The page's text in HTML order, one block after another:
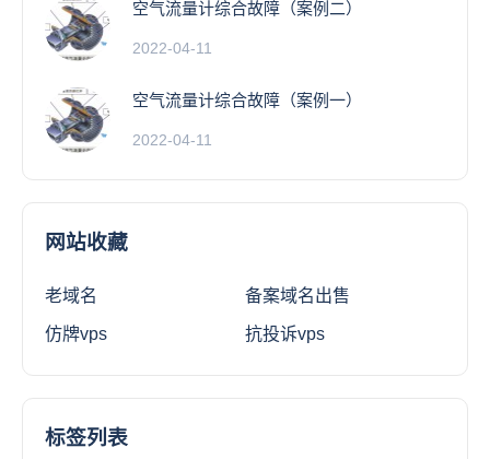
空气流量计综合故障（案例二）
2022-04-11
空气流量计综合故障（案例一）
2022-04-11
网站收藏
老域名 备案域名出售
仿牌vps 抗投诉vps
标签列表